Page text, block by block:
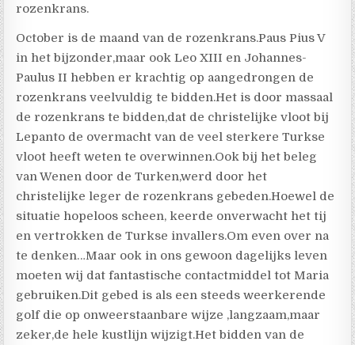
rozenkrans.
October is de maand van de rozenkrans.Paus Pius V
in het bijzonder,maar ook Leo XIII en Johannes-
Paulus II hebben er krachtig op aangedrongen de
rozenkrans veelvuldig te bidden.Het is door massaal
de rozenkrans te bidden,dat de christelijke vloot bij
Lepanto de overmacht van de veel sterkere Turkse
vloot heeft weten te overwinnen.Ook bij het beleg
van Wenen door de Turken,werd door het
christelijke leger de rozenkrans gebeden.Hoewel de
situatie hopeloos scheen, keerde onverwacht het tij
en vertrokken de Turkse invallers.Om even over na
te denken…Maar ook in ons gewoon dagelijks leven
moeten wij dat fantastische contactmiddel tot Maria
gebruiken.Dit gebed is als een steeds weerkerende
golf die op onweerstaanbare wijze ,langzaam,maar
zeker,de hele kustlijn wijzigt.Het bidden van de